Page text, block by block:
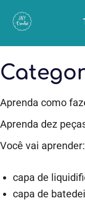
Aprenda como
Aprenda dez
Você vai aprender:
capa de
capa de